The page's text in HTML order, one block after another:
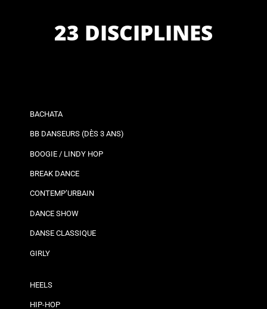
23 DISCIPLINES
BACHATA
BB DANSEURS (DÈS 3 ANS)
BOOGIE / LINDY HOP
BREAK DANCE
CONTEMP’URBAIN
DANCE SHOW
DANSE CLASSIQUE
GIRLY
HEELS
HIP-HOP